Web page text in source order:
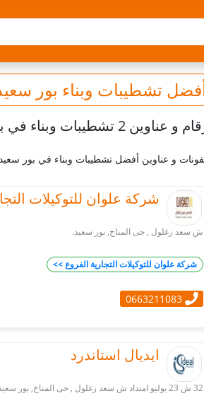
تشطيبات وبناء بور
و عناوين 2 تشطيبات وبناء في بور سعيد
و عناوين أفضل تشطيبات وبناء في بور
شركة علوان للتوكيلات
ش سعد زغلول , حى المناخ, بور سعيد.
شركة علوان للتوكيلات التجارية الفروع >>
0663211083
ايديال استاندرد
32 ش 23 يوليو امتداد ش سعد زغلول , حى المناخ, بور سعيد.